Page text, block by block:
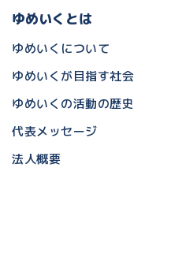
ゆめいくとは
ゆめいくについて
ゆめいくが目指す社会
ゆめいくの活動の歴史
代表メッセージ
法人概要